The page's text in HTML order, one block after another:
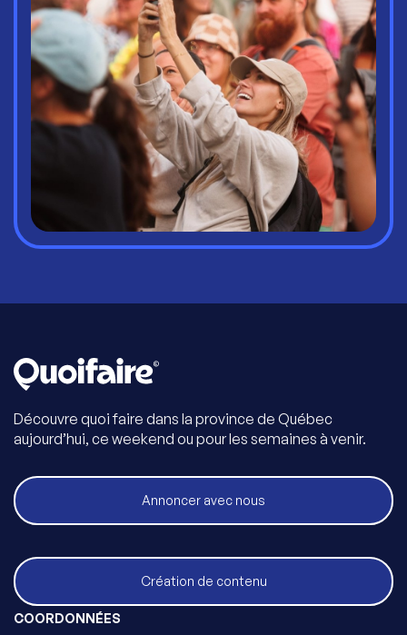
Découvre quoi faire dans la province de Québec
aujourd’hui, ce weekend ou pour les semaines à venir.
Annoncer avec nous
Création de contenu
COORDONNÉES